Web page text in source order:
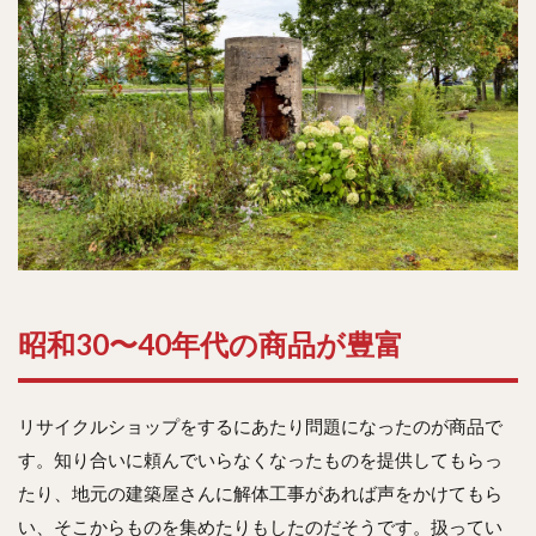
昭和30〜40年代の商品が豊富
リサイクルショップをするにあたり問題になったのが商品で
す。知り合いに頼んでいらなくなったものを提供してもらっ
たり、地元の建築屋さんに解体工事があれば声をかけてもら
い、そこからものを集めたりもしたのだそうです。扱ってい